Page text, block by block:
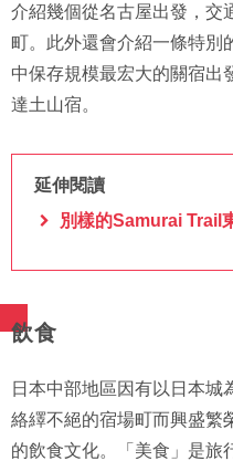
介紹幾個從名古屋出發，交
町。此外還會介紹一條特別
中保存規模最宏大的關宿出
達土山宿。
延伸閱讀
別樣的Samurai Trail
飲食
日本中部地區因有以日本城
絡繹不絕的宿場町而興盛繁
的飲食文化。「美食」是旅